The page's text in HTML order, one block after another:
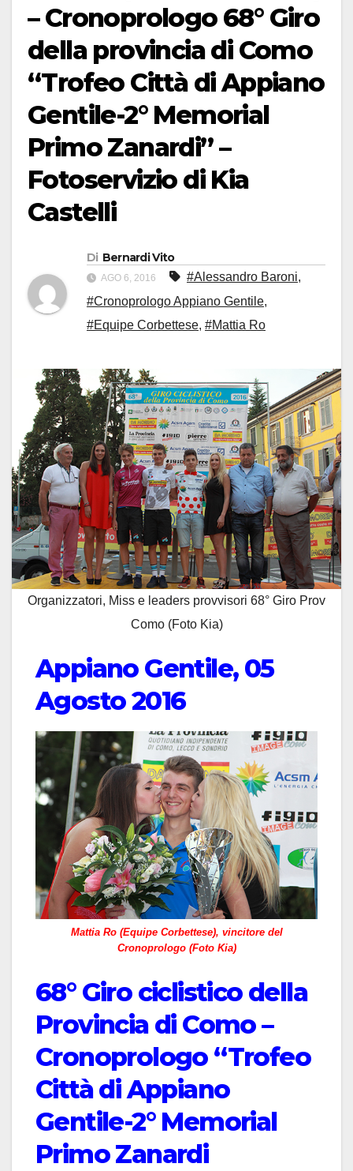
– Cronoprologo 68° Giro
della provincia di Como
“Trofeo Città di Appiano
Gentile-2° Memorial
Primo Zanardi” –
Fotoservizio di Kia
Castelli
Di Bernardi Vito
AGO 6, 2016 #Alessandro Baroni,
#Cronoprologo Appiano Gentile,
#Equipe Corbettese, #Mattia Ro
Organizzatori, Miss e leaders provvisori 68° Giro Prov
Como (Foto Kia)
Appiano Gentile, 05
Agosto 2016
Mattia Ro (Equipe Corbettese), vincitore del
Cronoprologo (Foto Kia)
68° Giro ciclistico della
Provincia di Como –
Cronoprologo “Trofeo
Città di Appiano
Gentile-2° Memorial
Primo Zanardi